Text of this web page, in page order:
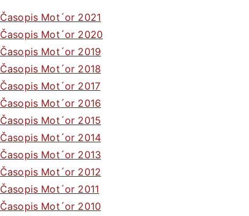
Časopis Mot´or 2021
Časopis Mot´or 2020
Časopis Mot´or 2019
Časopis Mot´or 2018
Časopis Mot´or 2017
Časopis Mot´or 2016
Časopis Mot´or 2015
Časopis Mot´or 2014
Časopis Mot´or 2013
Časopis Mot´or 2012
Časopis Mot´or 2011
Časopis Mot´or 2010